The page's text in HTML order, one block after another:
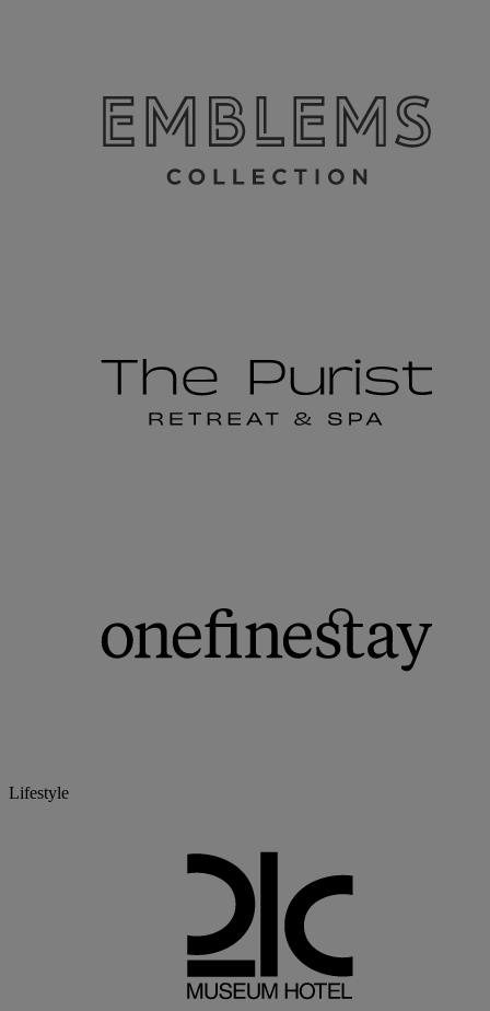
Lifestyle